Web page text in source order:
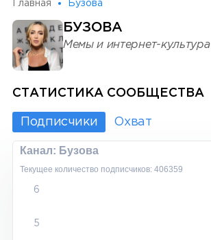
Главная Бузова
БУЗОВА
Мемы и интернет-культура
СТАТИСТИКА СООБЩЕСТВА
Подписчики Охват
Канал: Бузова
Текущее количество подписчиков: 406359
6
5